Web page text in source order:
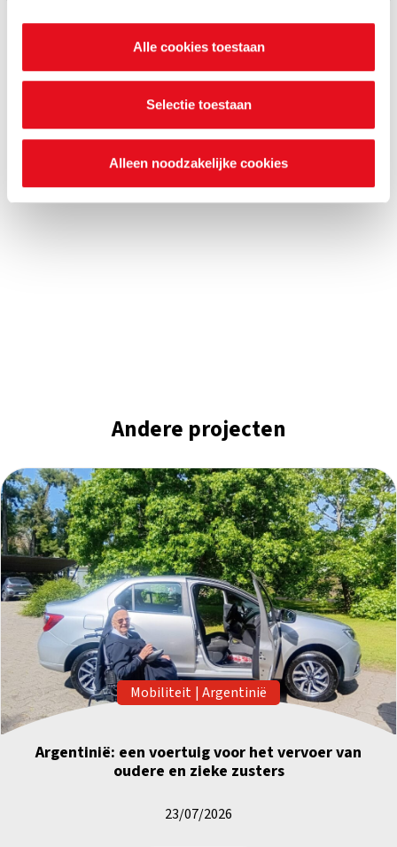
nalezen welke cookies we verzamelen, wie ze uitgeeft,
waarvoor ze dienen en hoelang ze geldig blijven. Je kan
je voorkeuren ook op elk moment wijzigen via de cookie
Alle cookies toestaan
Selectie toestaan
Alleen noodzakelijke cookies
Andere projecten
Mobiliteit | Argentinië
Argentinië: een voertuig voor het vervoer van
oudere en zieke zusters
23/07/2026